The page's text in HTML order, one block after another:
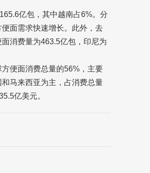
亿包，其中越南占6%。分
面需求快速增长。此外，去
消费量为463.5亿包，印尼为
便面消费总量的56%，主要
马来西亚为主，占消费总量
亿美元。